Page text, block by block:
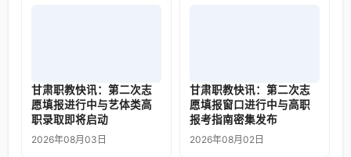
甘肃职教快讯：第二次志
愿填报进行中与艺体类高
职录取即将启动
2026年08月03日
甘肃职教快讯：第二次志
愿填报窗口进行中与高职
报考指南密集发布
2026年08月02日